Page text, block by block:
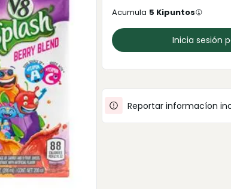
Acumula 5 Kipuntos
Inicia sesión
Reportar informacíon